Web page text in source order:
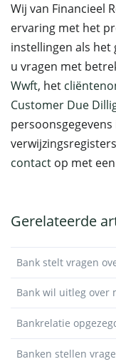
Wij van Financieel
ervaring met het
instellingen als het
u vragen met
Wwft, het
Customer Due
contact op met
Gerelateerde
Bank stelt vragen
Bank wil uitleg over
Bankrelatie
Banken stellen